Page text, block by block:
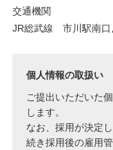
交通機関
JR総武線 市川駅南口
個人情報の取扱い
ご提出いただいた
します。
なお、採用が決定
続き採用後の雇用